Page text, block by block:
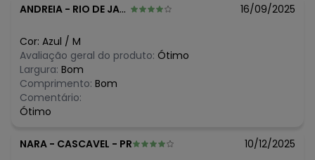
abril/2026 R$ 89,99
fevereiro/2026
ANDREIA - RIO DE JANEIRO - RJ 16/09/2025
Cor: Azul / M
Avaliação geral do produto: Ótimo
Largura: Bom
Comprimento: Bom
Comentário:
Ótimo
NARA - CASCAVEL - PR 10/12/2025